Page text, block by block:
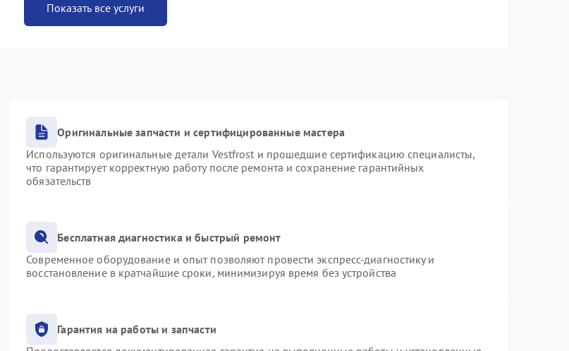
Показать все услуги
Оригинальные запчасти и сертифицированные мастера
Используются оригинальные детали Vestfrost и прошедшие сертификацию специалисты,
что гарантирует корректную работу после ремонта и сохранение гарантийных
обязательств
Бесплатная диагностика и быстрый ремонт
Современное оборудование и опыт позволяют провести экспресс-диагностику и
восстановление в кратчайшие сроки, минимизируя время без устройства
Гарантия на работы и запчасти